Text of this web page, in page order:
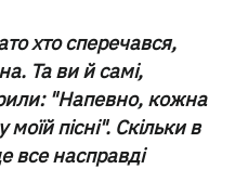
хто сперечався,
Та ви й самі,
"Напевно, кожна
моїй пісні". Скільки в
все насправді